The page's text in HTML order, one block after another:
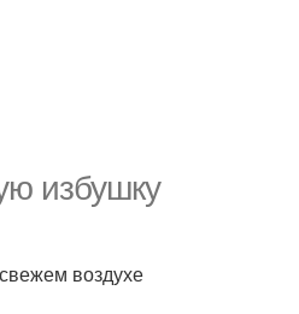
избушку
воздухе